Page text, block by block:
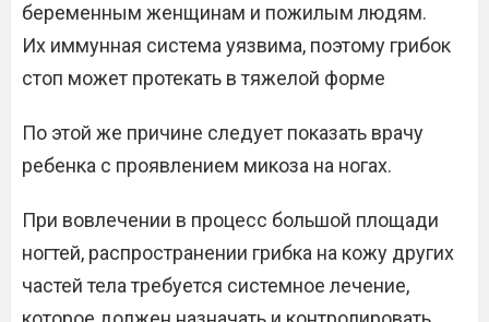
беременным женщинам и пожилым людям.
Их иммунная система уязвима, поэтому грибок
стоп может протекать в тяжелой форме
По этой же причине следует показать врачу
ребенка с проявлением микоза на ногах.
При вовлечении в процесс большой площади
ногтей, распространении грибка на кожу других
частей тела требуется системное лечение,